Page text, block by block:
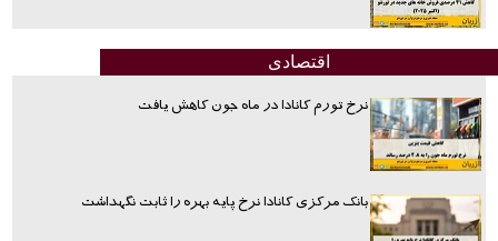
اقتصادی
نرخ تورم کانادا در ماه جون کاهش یافت
بانک مرکزی کانادا نرخ پایه بهره را ثابت نگهداشت